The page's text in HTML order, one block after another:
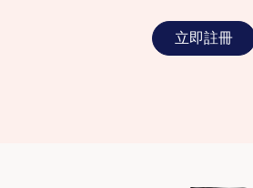
立即註冊